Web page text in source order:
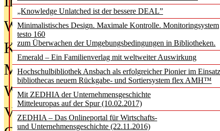
„Knowledge Unlatched ist der bessere DEAL”
Minimalistisches Design. Maximale Kontrolle. Monitoringsystem
testo 160
zum Überwachen der Umgebungsbedingungen in Bibliotheken.
Emerald – Ein Familienverlag mit weltweiter Auswirkung
Hochschulbibliothek Ansbach als erfolgreicher Pionier im
bibliothecas neuem Rückgabe- und Sortiersystem flex AMH™
Mit ZEDHIA der Unternehmensgeschichte
Mitteleuropas auf der Spur (10.02.2017)
ZEDHIA – Das Onlineportal für Wirtschafts-
und Unternehmensgeschichte (22.11.2016)
Was Hochschul­bibliotheken von
Kinder in der digitalen Welt
Metadaten als Infrastruktur
Wenn Bots katalogisieren
Von Abschlusskleidern bis